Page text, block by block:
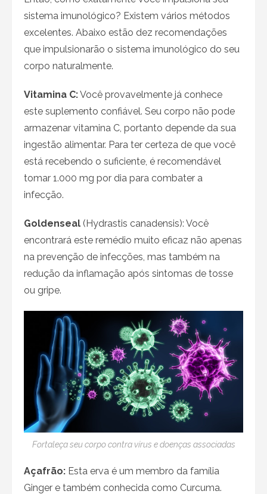
sistema imunológico? Existem vários métodos
excelentes. Abaixo estão dez recomendações
que impulsionarão o sistema imunológico do seu
corpo naturalmente.
Vitamina C:Você provavelmente já conhece
este suplemento confiável. Seu corpo não pode
armazenar vitamina C, portanto depende da sua
ingestão alimentar. Para ter certeza de que você
está recebendo o suficiente, é recomendável
tomar 1.000 mg por dia para combater a
infecção.
Goldenseal (Hydrastis canadensis): Você
encontrará este remédio muito eficaz não apenas
na prevenção de infecções, mas também na
redução da inflamação após sintomas de tosse
ou gripe.
Fortaleça seu corpo contra vírus e doenças associadas
Açafrão: Esta erva é um membro da família
Ginger e também conhecida como Curcuma.